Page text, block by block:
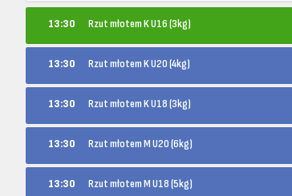
13:30 Rzut młotem K U16 (3kg)
13:30 Rzut młotem K U20 (4kg)
13:30 Rzut młotem K U18 (3kg)
13:30 Rzut młotem M U20 (6kg)
13:30 Rzut młotem M U18 (5kg)